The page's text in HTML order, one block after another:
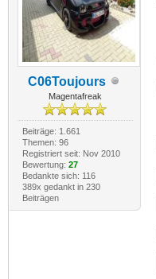
C06Toujours
Magentafreak
Beiträge: 1.661
Themen: 96
Registriert seit: Nov 2010
Bewertung: 27
Bedankte sich: 116
389x gedankt in 230
Beiträgen